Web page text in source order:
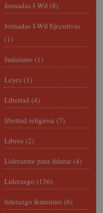
Jornadas I-Wil (8)
Jornadas I-Wil Ejecutivas
(1)
Judaísmo (1)
Leyes (1)
Libertad (4)
libertad religiosa (7)
Libros (2)
Liderarme para liderar (4)
Liderazgo (156)
liderazgo femenino (6)